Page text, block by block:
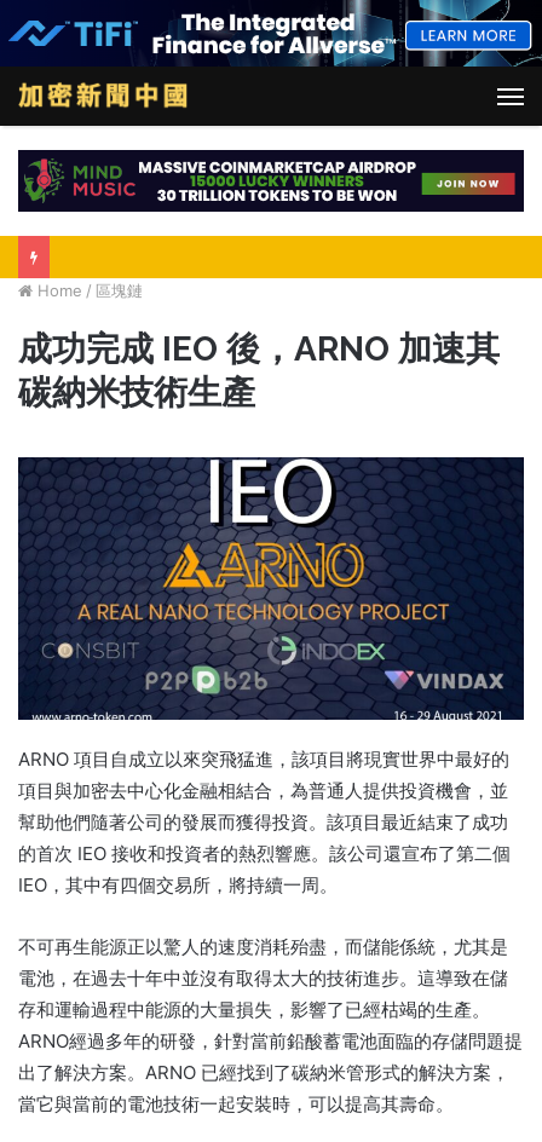
Home / 區塊鏈
成功完成 IEO 後，ARNO 加速其
碳納米技術生產
ARNO 項目自成立以來突飛猛進，該項目將現實世界中最好的
項目與加密去中心化金融相結合，為普通人提供投資機會，並
幫助他們隨著公司的發展而獲得投資。 該項目最近結束了成功
的首次 IEO 接收和投資者的熱烈響應。 該公司還宣布了第二個
IEO，其中有四個交易所，將持續一周。
不可再生能源正以驚人的速度消耗殆盡，而儲能係統，尤其是
電池，在過去十年中並沒有取得太大的技術進步。 這導致在儲
存和運輸過程中能源的大量損失，影響了已經枯竭的生產。
ARNO經過多年的研發，針對當前鉛酸蓄電池面臨的存儲問題提
出了解決方案。 ARNO 已經找到了碳納米管形式的解決方案，
當它與當前的電池技術一起安裝時，可以提高其壽命。